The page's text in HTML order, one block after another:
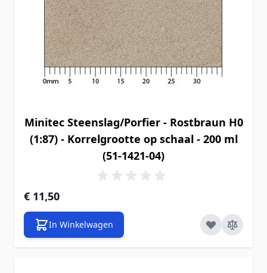
Minitec Steenslag/Porfier - Rostbraun H0
(1:87) - Korrelgrootte op schaal - 200 ml
(51-1421-04)
€ 11,50
In Winkelwagen